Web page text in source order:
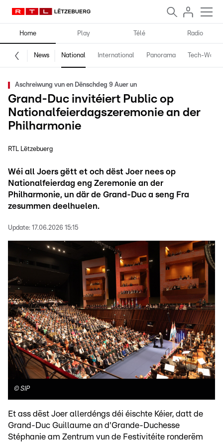
Home Play Télé Radio
News National International Panorama Tech-World
Aschreiwung vun en Dënschdeg 9 Auer un
Grand-Duc invitéiert Public op
Nationalfeierdagszeremonie an der
Philharmonie
RTL Lëtzebuerg
Wéi all Joers gëtt et och dëst Joer nees op
Nationalfeierdag eng Zeremonie an der
Philharmonie, un där de Grand-Duc a seng Fra
zesummen deelhuelen.
Update: 17.06.2026 15:15
© SIP
Et ass dëst Joer allerdéngs déi éischte Kéier, datt de
Grand-Duc Guillaume an d'Grande-Duchesse
Stéphanie am Zentrum vun de Festivitéite ronderëm